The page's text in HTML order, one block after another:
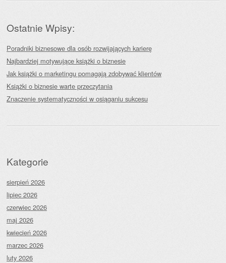
Ostatnie Wpisy:
Poradniki biznesowe dla osób rozwijających karierę
Najbardziej motywujące książki o biznesie
Jak książki o marketingu pomagają zdobywać klientów
Książki o biznesie warte przeczytania
Znaczenie systematyczności w osiąganiu sukcesu
Kategorie
sierpień 2026
lipiec 2026
czerwiec 2026
maj 2026
kwiecień 2026
marzec 2026
luty 2026